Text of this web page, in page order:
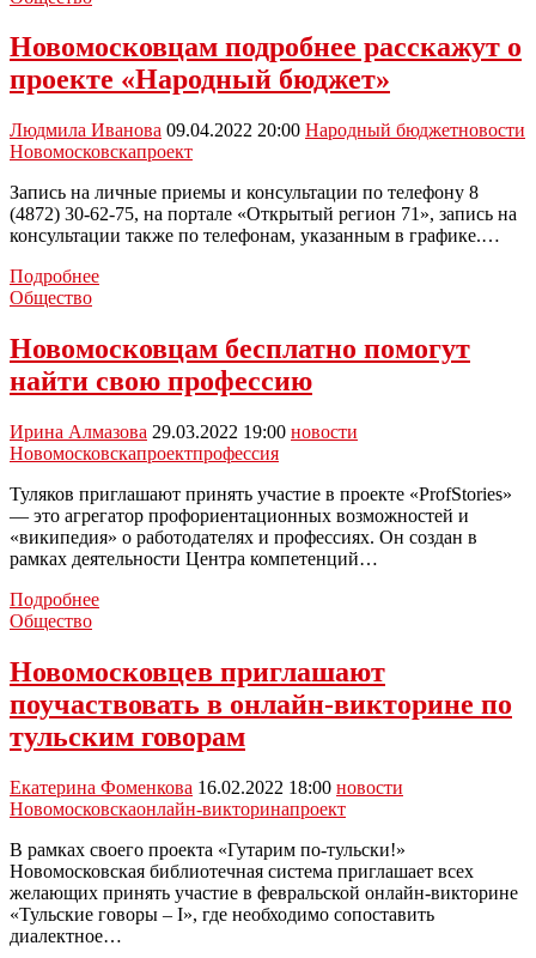
«Лица
Победы»
Новомосковцам подробнее расскажут о
проекте «Народный бюджет»
Людмила Иванова 09.04.2022 20:00 Народный бюджетновости
Новомосковскапроект
Запись на личные приемы и консультации по телефону 8
(4872) 30-62-75, на портале «Открытый регион 71», запись на
консультации также по телефонам, указанным в графике.…
ПодробнееНовомосковцам
проекте
«Народный
Общество
Новомосковцам бесплатно помогут
найти свою профессию
Ирина Алмазова 29.03.2022 19:00 новости
Новомосковскапроектпрофессия
Туляков приглашают принять участие в проекте «ProfStories»
— это агрегатор профориентационных возможностей и
«википедия» о работодателях и профессиях. Он создан в
рамках деятельности Центра компетенций…
ПодробнееНовомосковцам
свою
профессию
Общество
Новомосковцев приглашают
поучаствовать в онлайн-викторине по
тульским говорам
Екатерина Фоменкова 16.02.2022 18:00 новости
Новомосковскаонлайн-викторинапроект
В рамках своего проекта «Гутарим по-тульски!»
Новомосковская библиотечная система приглашает всех
желающих принять участие в февральской онлайн-викторине
«Тульские говоры – I», где необходимо сопоставить
диалектное…